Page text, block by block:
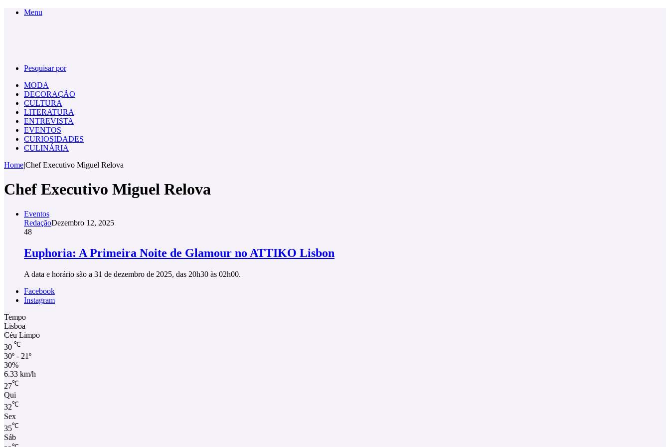
Menu
Pesquisar por
MODA
DECORAÇÃO
CULTURA
LITERATURA
ENTREVISTA
EVENTOS
CURIOSIDADES
CULINÁRIA
Home|Chef Executivo Miguel Relova
Chef Executivo Miguel Relova
Eventos
RedaçãoDezembro 12, 2025
48
Euphoria: A Primeira Noite de Glamour no ATTIKO Lisbon
A data e horário são a 31 de dezembro de 2025, das 20h30 às 02h00.
Facebook
Instagram
Tempo
Lisboa
Céu Limpo
30 ℃
30º - 21º
30%
6.33 km/h
27℃
Qui
32℃
Sex
35℃
Sáb